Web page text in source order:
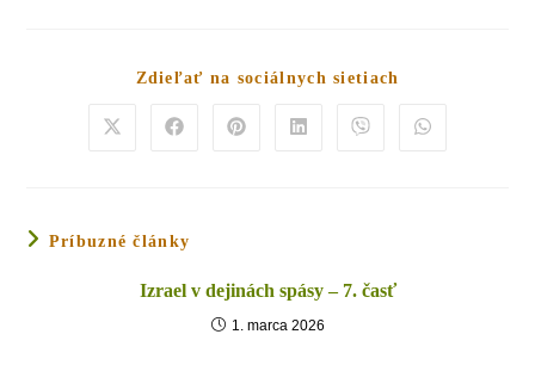
Zdieľať na sociálnych sietiach
Príbuzné články
Izrael v dejinách spásy – 7. časť
1. marca 2026